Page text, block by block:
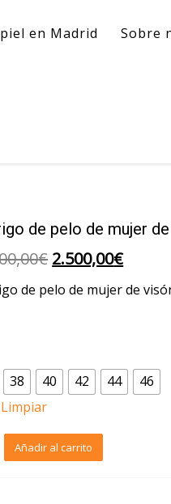
en Madrid Sobre
de pelo de mujer
€ El
precio
2.500,00€El
precio
de pelo de mujer de
38 40 42 44
46
Limpiar
Añadir al carrito